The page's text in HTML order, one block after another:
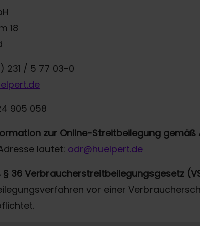
18
231 / 5 77 03-0
905 058
zur Online-Streitbeilegung gemäß
lautet: odr@huelpert.de
36 Verbraucherstreitbeilegungsgesetz
vor einer